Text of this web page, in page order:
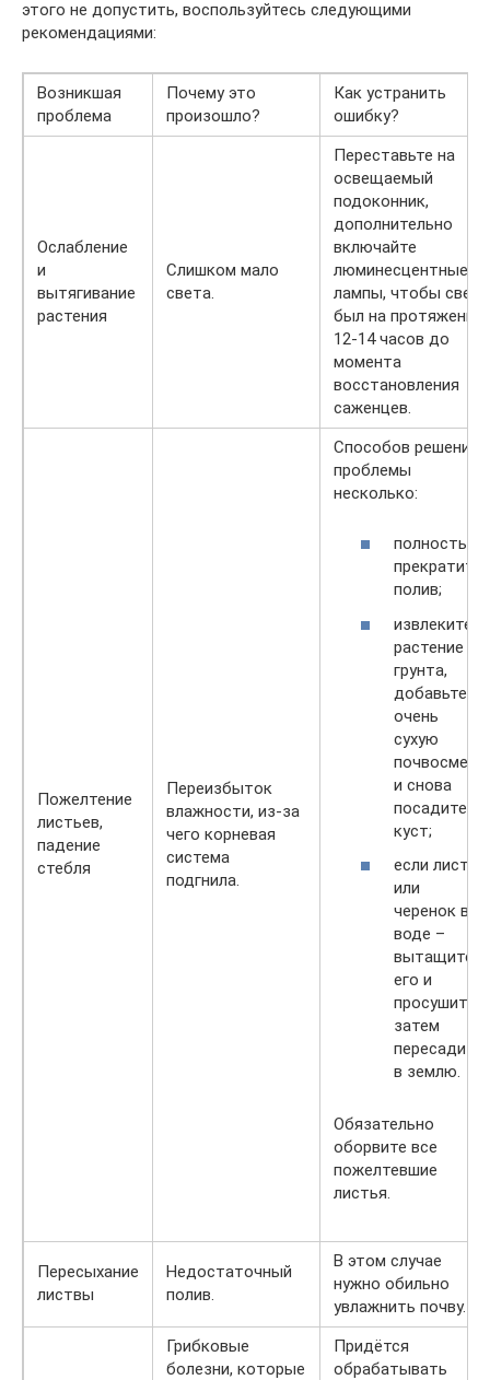
этого не допустить, воспользуйтесь следующими
рекомендациями:
Возникшая
проблема
Почему это
произошло?
Как устранить
ошибку?
Ослабление
и
вытягивание
растения
Слишком мало
света.
Переставьте на
освещаемый
подоконник,
дополнительно
включайте
люминесцентные
лампы, чтобы свет
был на протяжении
12-14 часов до
момента
восстановления
саженцев.
Пожелтение
листьев,
падение
стебля
Переизбыток
влажности, из-за
чего корневая
система
подгнила.
Способов решения
проблемы
несколько:
полностью
прекратите
полив;
извлеките
растение из
грунта,
добавьте
очень
сухую
почвосмесь
и снова
посадите
куст;
если лист
или
черенок в
воде –
вытащите
его и
просушите,
затем
пересадите
в землю.
Обязательно
оборвите все
пожелтевшие
листья.
Пересыхание
листвы
Недостаточный
полив.
В этом случае
нужно обильно
увлажнить почву.
Грибковые
болезни, которые
Придётся
обрабатывать